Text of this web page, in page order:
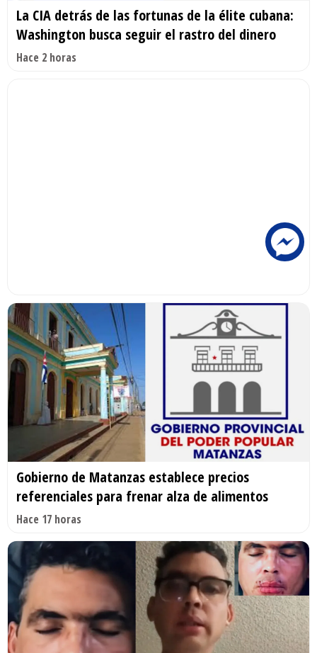
La CIA detrás de las fortunas de la élite cubana:
Washington busca seguir el rastro del dinero
Hace 2 horas
Gobierno de Matanzas establece precios
referenciales para frenar alza de alimentos
Hace 17 horas